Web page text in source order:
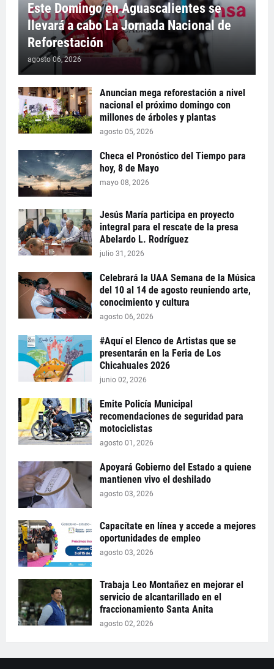
Este Domingo en Aguascalientes se
llevará a cabo La Jornada Nacional de
Reforestación
agosto 06, 2026
Anuncian mega reforestación a nivel
nacional el próximo domingo con
millones de árboles y plantas
agosto 05, 2026
Checa el Pronóstico del Tiempo para
hoy, 8 de Mayo
mayo 08, 2026
Jesús María participa en proyecto
integral para el rescate de la presa
Abelardo L. Rodríguez
julio 31, 2026
Celebrará la UAA Semana de la Música
del 10 al 14 de agosto reuniendo arte,
conocimiento y cultura
agosto 06, 2026
#Aquí el Elenco de Artistas que se
presentarán en la Feria de Los
Chicahuales 2026
junio 02, 2026
Emite Policía Municipal
recomendaciones de seguridad para
motociclistas
agosto 01, 2026
Apoyará Gobierno del Estado a quiene
mantienen vivo el deshilado
agosto 03, 2026
Capacítate en línea y accede a mejores
oportunidades de empleo
agosto 03, 2026
Trabaja Leo Montañez en mejorar el
servicio de alcantarillado en el
fraccionamiento Santa Anita
agosto 02, 2026